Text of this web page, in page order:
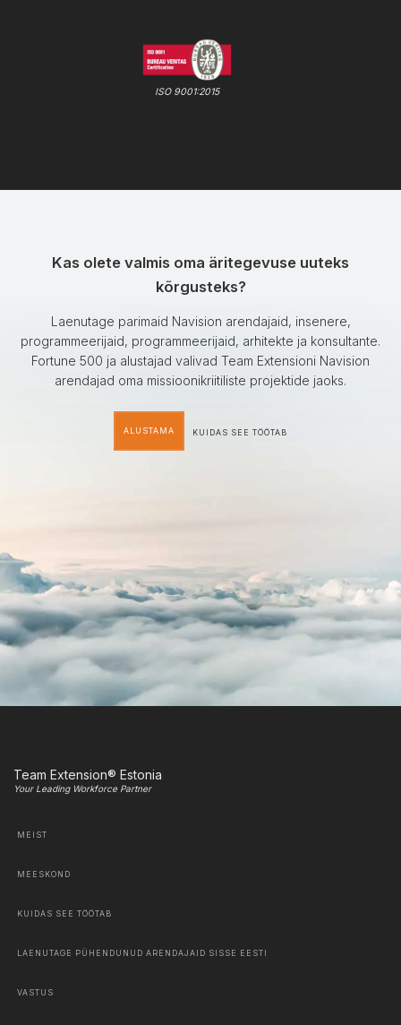
ISO 9001:2015
Kas olete valmis oma äritegevuse uuteks
kõrgusteks?
Laenutage parimaid Navision arendajaid, insenere,
programmeerijaid, programmeerijaid, arhitekte ja konsultante.
Fortune 500 ja alustajad valivad Team Extensioni Navision
arendajad oma missioonikriitiliste projektide jaoks.
ALUSTAMA KUIDAS SEE TÖÖTAB
Team Extension® Estonia
Your Leading Workforce Partner
MEIST
MEESKOND
KUIDAS SEE TÖÖTAB
LAENUTAGE PÜHENDUNUD ARENDAJAID SISSE EESTI
VASTUS